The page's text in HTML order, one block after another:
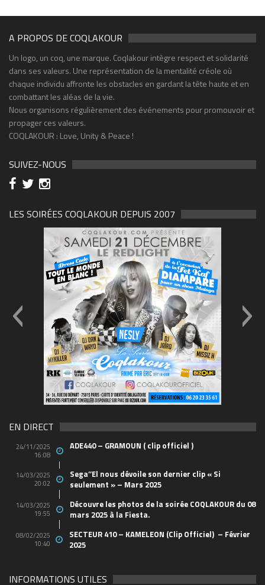
A PROPOS DE COQLAKOUR
Un logo, un coq, une marque. Coqlakour intègre respect et solidarité
dans ses valeurs. Une représentation de la mentalité créole où
chaque individu affronte les obstacles en gardant la tête haute et en
combattant les aléas de la vie.
Nous organisons régulièrement des événements pour promouvoir et
propager ces valeurs.
COQLAKOUR : Love, Unity & Peace !
SUIVEZ-NOUS
LES SOIRÉES COQLAKOUR DEPUIS 2007
EN DIRECT
24/11/2025
16:08
ADE440 – GRAMOUN ( clip officiel )
14/03/2025
20:02
Sega’’El nous dévoile son dernier clip « Si
seulement » – Mars 2025
14/03/2025
19:55
Découvre les photos de la soirée COQLAKOUR du 08
mars 2025 à la Fiesta.
08/02/2025
10:40
SECTEUR 410 – KAMELEON (Clip Officiel) – Février
2025
INFORMATIONS UTILES